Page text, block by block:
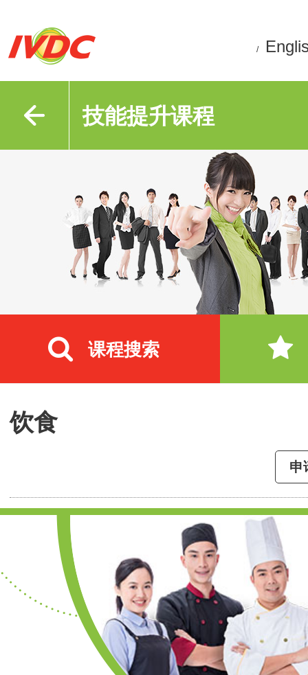
/
技能提升课程
课程搜索
饮食
申